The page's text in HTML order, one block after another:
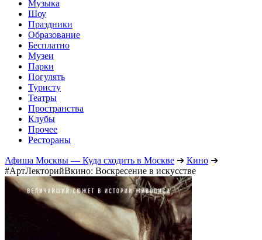
Музыка
Шоу
Праздники
Образование
Бесплатно
Музеи
Парки
Погулять
Туристу
Театры
Пространства
Клубы
Прочее
Рестораны
Афиша Москвы — Куда сходить в Москве ➔ Кино ➔
#АртЛекторийВкино: Воскресение в искусстве